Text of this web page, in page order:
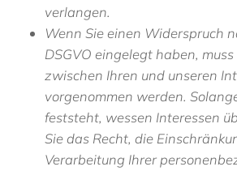
verlangen.
Wenn Sie einen Widerspruch
DSGVO eingelegt haben,
zwischen Ihren und unseren
vorgenommen werden.
feststeht, wessen Interessen
Sie das Recht, die
Verarbeitung Ihrer